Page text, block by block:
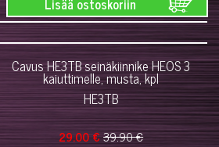
Cavus HE3TB seinäkiinnike HEOS 3
kaiuttimelle, musta, kpl
HE3TB
29.00 € 39.90 €